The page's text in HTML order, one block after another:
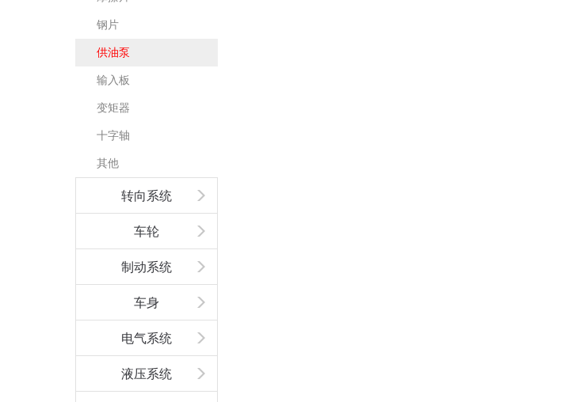
钢片
供油泵
输入板
变矩器
十字轴
其他
转向系统
车轮
制动系统
车身
电气系统
液压系统